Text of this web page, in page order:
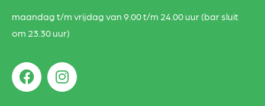
maandag t/m vrijdag van 9.00 t/m 24.00 uur (bar sluit
om 23.30 uur)